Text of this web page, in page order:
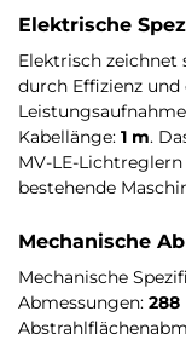
Elektrische
Elektrisch zeichnet
durch Effizienz
Kabellänge: 1 m.
MV-LE-
bestehende
Mechanische
Mechanische
Abmessungen: 288